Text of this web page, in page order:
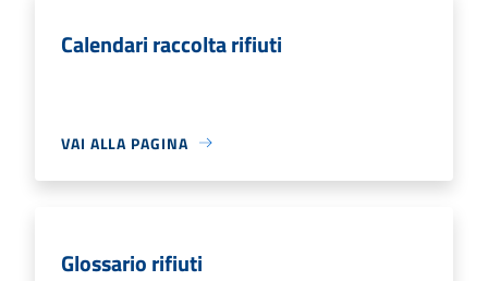
Calendari raccolta rifiuti
VAI ALLA PAGINA
Glossario rifiuti